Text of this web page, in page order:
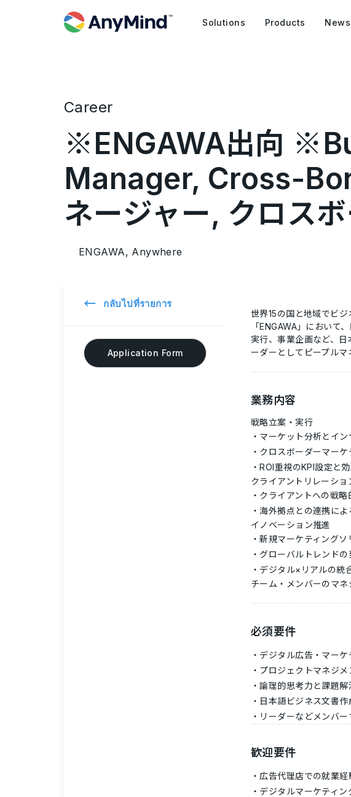
Solutions Products News
Career
※ENGAWA出向
Manager, Cross-
ネージャー, クロス
ENGAWA, Anywhere
← กลับไปที่รายการ
Application Form
世界15の国と地域でビ
「ENGAWA」において
実行、事業企画など、
ーダーとしてピープルマ
業務内容
戦略立案・実行
マーケット分析とイン
クロスボーダーマー
ROI重視のKPI設定と
クライアントリレーショ
クライアントへの戦略
海外拠点との連携に
イノベーション推進
新規マーケティング
グローバルトレンドの
デジタル×リアルの統
チーム・メンバーのマネ
必須要件
デジタル広告・マーケ
プロジェクトマネジメ
論理的思考力と課題解
日本語ビジネス文書作
リーダーなどメンバ
歓迎要件
広告代理店での就業経
デジタルマーケティン